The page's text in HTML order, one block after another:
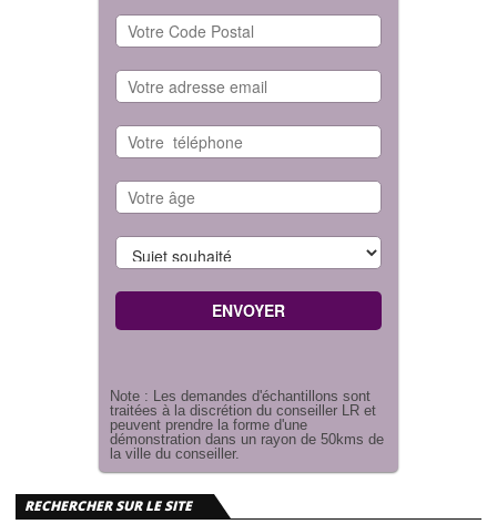
Note : Les demandes d'échantillons sont
traitées à la discrétion du conseiller LR et
peuvent prendre la forme d'une
démonstration dans un rayon de 50kms de
la ville du conseiller.
RECHERCHER SUR LE SITE